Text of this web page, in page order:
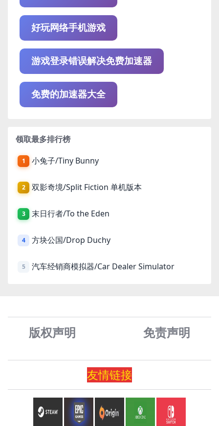
好玩网络手机游戏
游戏登录错误解决免费加速器
免费的加速器大全
领取最多排行榜
1 小兔子/Tiny Bunny
2 双影奇境/Split Fiction 单机版本
3 末日行者/To the Eden
4 方块公国/Drop Duchy
5 汽车经销商模拟器/Car Dealer Simulator
版权声明 免责声明
友情链接